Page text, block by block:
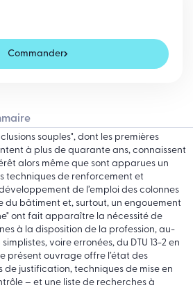
Commander
souples", dont les premières
à plus de quarante ans, connaissent
alors même que sont apparues un
techniques de renforcement et
de l’emploi des colonnes
du bâtiment et, surtout, un engouement
ont fait apparaître la nécessité de
à la disposition de la profession, au-
voire erronées, du DTU 13-2 en
présent ouvrage offre l’état des
de justification, techniques de mise en
– et une liste de recherches à